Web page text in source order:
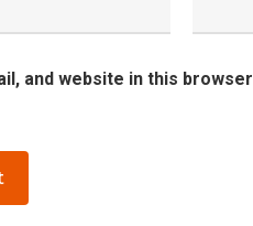
and website in this